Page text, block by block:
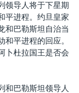
领导人将于下星期
平进程。约旦皇家
和巴勒斯坦自治当
和平进程的回应。
卜杜拉国王是否会
和巴勒斯坦领导人